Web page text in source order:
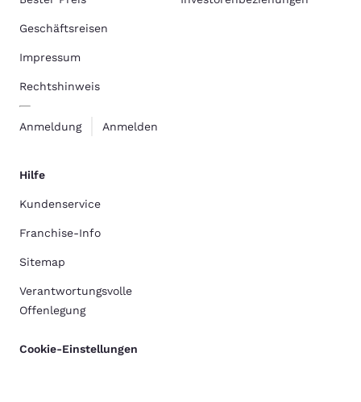
Geschäftsreisen
Impressum
Rechtshinweis
Anmeldung Anmelden
Hilfe
Kundenservice
Franchise-Info
Sitemap
Verantwortungsvolle
Offenlegung
Cookie-Einstellungen